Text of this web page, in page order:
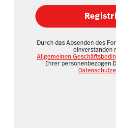
Durch das Absenden des
einverstanden
Allgemeinen
Ihrer personenbezogen